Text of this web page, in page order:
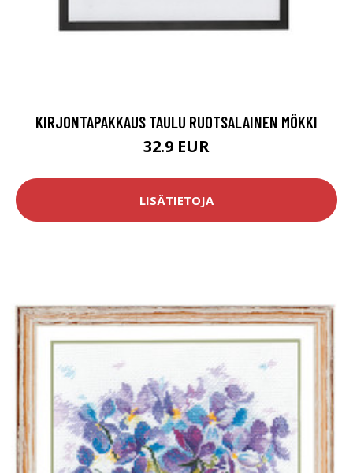
KIRJONTAPAKKAUS TAULU RUOTSALAINEN MÖKKI
32.9 EUR
LISÄTIETOJA